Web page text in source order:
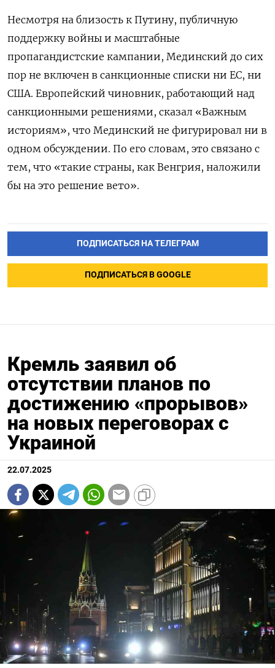
Несмотря на близость к Путину, публичную
поддержку войны и масштабные
пропагандистские кампании, Мединский до сих
пор не включен в санкционные списки ни ЕС, ни
США. Европейский чиновник, работающий над
санкционными решениями, сказал «Важным
историям», что Мединский не фигурировал ни в
одном обсуждении. По его словам, это связано с
тем, что «такие страны, как Венгрия, наложили
бы на это решение вето».
ПОДПИСАТЬСЯ НА ТЕЛЕГРАМ
ПОДПИСАТЬСЯ В GOOGLE
Кремль заявил об
отсутствии планов по
достижению «прорывов»
на новых переговорах с
Украиной
22.07.2025